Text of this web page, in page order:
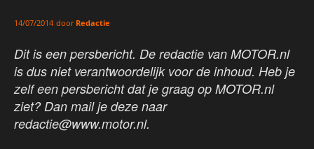
14/07/2014 door Redactie
Dit is een persbericht. De redactie van MOTOR.nl
is dus niet verantwoordelijk voor de inhoud. Heb je
zelf een persbericht dat je graag op MOTOR.nl
ziet? Dan mail je deze naar
redactie@www.motor.nl.